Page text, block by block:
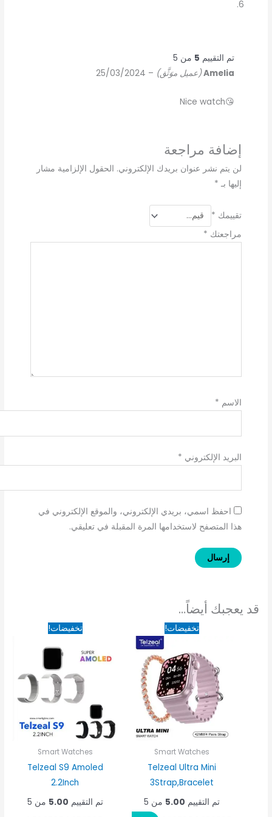
تم التقييم 5 من 5
Amelia(عميل موَثَّق) –
25/03/2024
😘Nice watch
إضافة مراجعة
لن يتم نشر عنوان بريدك الإلكتروني. الحقول الإلزامية مشار
إليها بـ *
تقييمك *
مراجعتك *
الاسم *
البريد الإلكتروني *
احفظ اسمي، بريدي الإلكتروني، والموقع الإلكتروني في
هذا المتصفح لاستخدامها المرة المقبلة في تعليقي.
قد يعجبك أيضاً…
تخفيضات!
Smart Watches
Telzeal Ultra Mini
3Strap,Bracelet
تم التقييم 5.00 من 5
السعر
الأصلي
1,650EGP.
الحالي
هو:
900EGP.
تخفيضات!
Smart Watches
Telzeal S9 Amoled
2.2Inch
تم التقييم 5.00 من 5
السعر
الأصلي
1,950EGP.